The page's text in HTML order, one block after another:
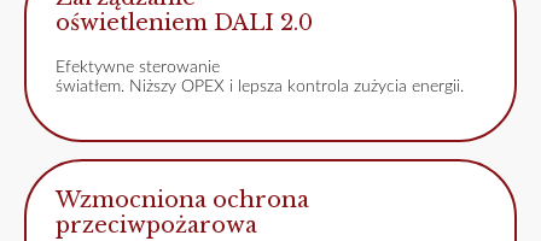
oświetleniem DALI 2.0
Efektywne sterowanie
światłem. Niższy OPEX i lepsza kontrola zużycia energii.
Wzmocniona ochrona
przeciwpożarowa